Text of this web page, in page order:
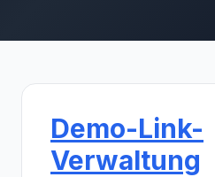
Demo-Link-
Verwaltung